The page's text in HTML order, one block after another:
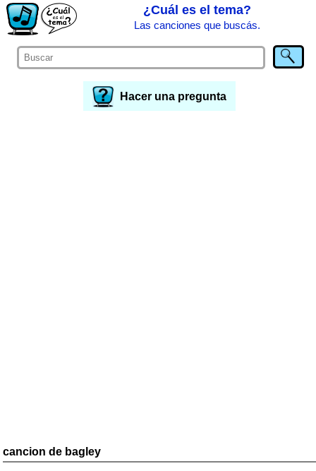
¿Cuál es el tema?
Las canciones que buscás.
Hacer una pregunta
cancion de bagley